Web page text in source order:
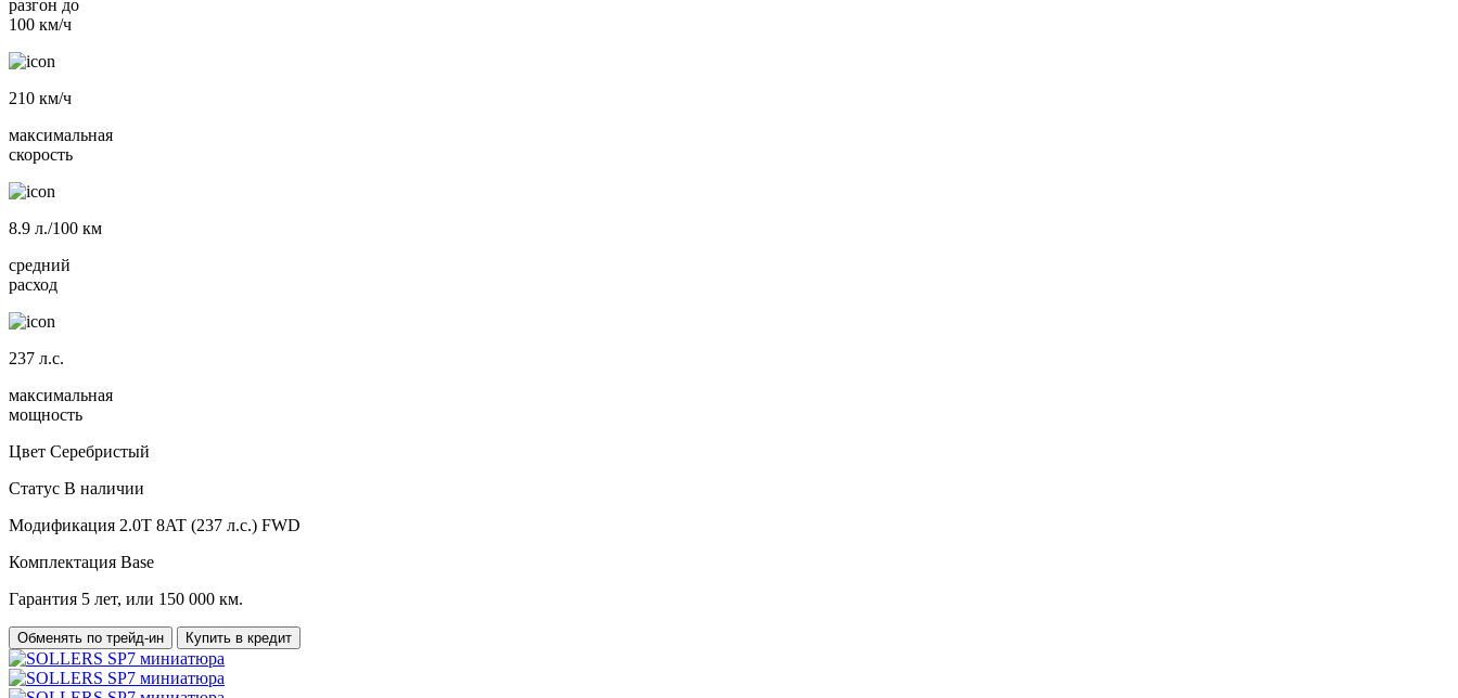
разгон до
100 км/ч
210 км/ч
максимальная
скорость
8.9 л./100 км
средний
расход
237 л.с.
максимальная
мощность
Цвет Серебристый
Статус В наличии
Модификация 2.0T 8AT (237 л.с.) FWD
Комплектация Base
Гарантия 5 лет, или 150 000 км.
Обменять по трейд-ин Купить в кредит